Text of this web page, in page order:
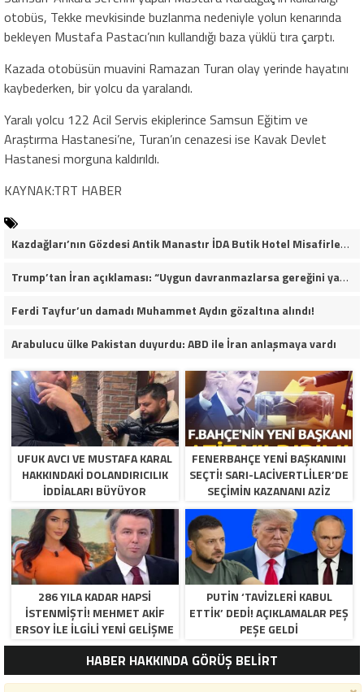
otobüs, Tekke mevkisinde buzlanma nedeniyle yolun kenarında
bekleyen Mustafa Pastacı’nın kullandığı baza yüklü tıra çarptı.
Kazada otobüsün muavini Ramazan Turan olay yerinde hayatını
kaybederken, bir yolcu da yaralandı.
Yaralı yolcu 122 Acil Servis ekiplerince Samsun Eğitim ve
Araştırma Hastanesi’ne, Turan’ın cenazesi ise Kavak Devlet
Hastanesi morguna kaldırıldı.
KAYNAK:TRT HABER
Kazdağları’nın Gözdesi Antik Manastır İDA Butik Hotel Misafirlerinden Tam Not Alıyor
Trump’tan İran açıklaması: “Uygun davranmazlarsa gereğini yaparım”
Ferdi Tayfur’un damadı Muhammet Aydın gözaltına alındı!
Arabulucu ülke Pakistan duyurdu: ABD ile İran anlaşmaya vardı
UFUK AVCI VE MUSTAFA KARAL
HAKKINDAKI DOLANDIRICILIK
İDDIALARI BÜYÜYOR
FENERBAHÇE YENI BAŞKANINI
SEÇTI! SARI-LACIVERTLILER’DE
SEÇIMIN KAZANANI AZIZ
YILDIRIM OLDU
286 YILA KADAR HAPSI
ISTENMIŞTI! MEHMET AKIF
ERSOY ILE ILGILI YENI GELIŞME
PUTIN ‘TAVIZLERI KABUL
ETTIK’ DEDI! AÇIKLAMALAR PEŞ
PEŞE GELDI
HABER HAKKINDA GÖRÜŞ BELİRT